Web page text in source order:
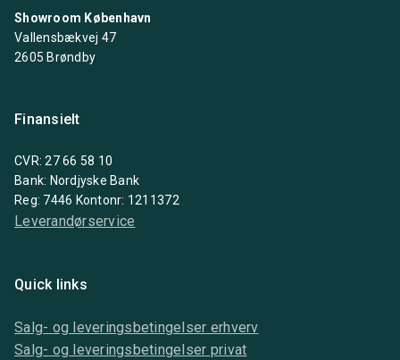
Showroom København
Vallensbækvej 47
2605 Brøndby
Finansielt
CVR: 27 66 58 10
Bank: Nordjyske Bank
Reg: 7446 Kontonr: 1211372
Leverandørservice
Quick links
Salg- og leveringsbetingelser erhverv
Salg- og leveringsbetingelser privat